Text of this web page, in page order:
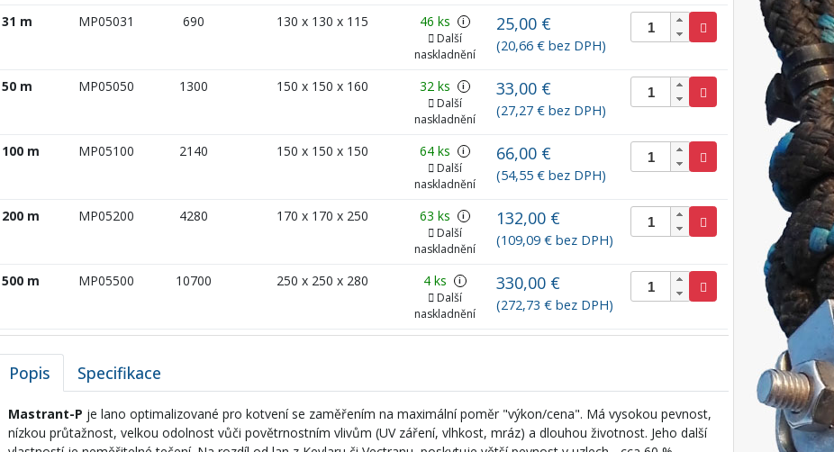
31 m MP05031 690 130 x 130 x 115 46 ks i
Další
naskladnění
25,00 €
(20,66 € bez DPH)
50 m MP05050 1300 150 x 150 x 160 32 ks i
Další
naskladnění
33,00 €
(27,27 € bez DPH)
100 m MP05100 2140 150 x 150 x 150 64 ks i
Další
naskladnění
66,00 €
(54,55 € bez DPH)
200 m MP05200 4280 170 x 170 x 250 63 ks i
Další
naskladnění
132,00 €
(109,09 € bez DPH)
500 m MP05500 10700 250 x 250 x 280 4 ks i
Další
naskladnění
330,00 €
(272,73 € bez DPH)
Popis Specifikace
Mastrant-P je lano optimalizované pro kotvení se zaměřením na maximální poměr "výkon/cena". Má vysokou pevnost,
nízkou průtažnost, velkou odolnost vůči povětrnostním vlivům (UV záření, vlhkost, mráz) a dlouhou životnost. Jeho další